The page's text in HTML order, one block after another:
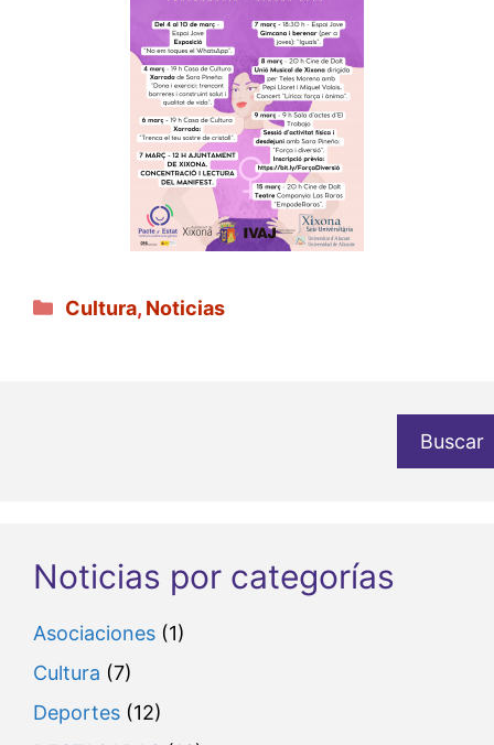
Categorías
Cultura, Noticias
Buscar
Noticias por categorías
Asociaciones (1)
Cultura (7)
Deportes (12)